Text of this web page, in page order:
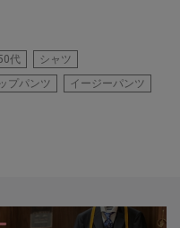
代
シャツ
プパンツ
イージーパンツ